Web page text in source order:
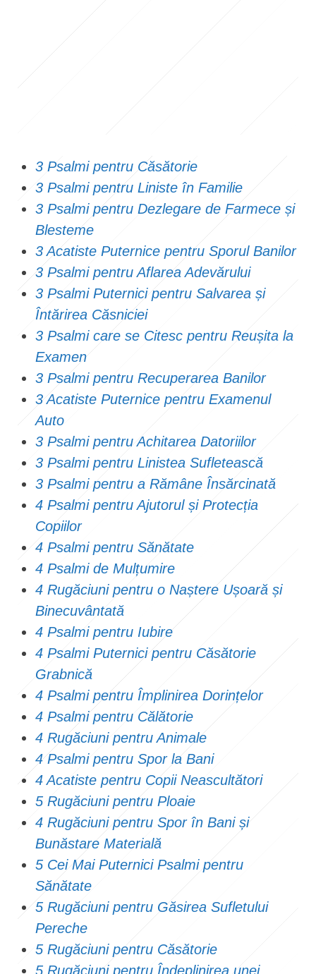
3 Psalmi pentru Căsătorie
3 Psalmi pentru Liniste în Familie
3 Psalmi pentru Dezlegare de Farmece și
Blesteme
3 Acatiste Puternice pentru Sporul Banilor
3 Psalmi pentru Aflarea Adevărului
3 Psalmi Puternici pentru Salvarea și
Întărirea Căsniciei
3 Psalmi care se Citesc pentru Reușita la
Examen
3 Psalmi pentru Recuperarea Banilor
3 Acatiste Puternice pentru Examenul
Auto
3 Psalmi pentru Achitarea Datoriilor
3 Psalmi pentru Linistea Sufletească
3 Psalmi pentru a Rămâne Însărcinată
4 Psalmi pentru Ajutorul și Protecția
Copiilor
4 Psalmi pentru Sănătate
4 Psalmi de Mulțumire
4 Rugăciuni pentru o Naștere Ușoară și
Binecuvântată
4 Psalmi pentru Iubire
4 Psalmi Puternici pentru Căsătorie
Grabnică
4 Psalmi pentru Împlinirea Dorințelor
4 Psalmi pentru Călătorie
4 Rugăciuni pentru Animale
4 Psalmi pentru Spor la Bani
4 Acatiste pentru Copii Neascultători
5 Rugăciuni pentru Ploaie
4 Rugăciuni pentru Spor în Bani și
Bunăstare Materială
5 Cei Mai Puternici Psalmi pentru
Sănătate
5 Rugăciuni pentru Găsirea Sufletului
Pereche
5 Rugăciuni pentru Căsătorie
5 Rugăciuni pentru Îndeplinirea unei